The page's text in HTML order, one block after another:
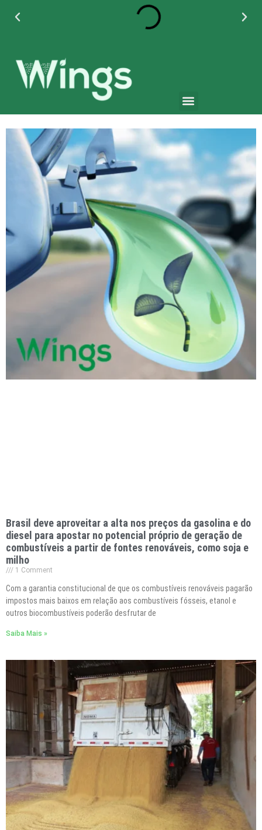
+55 (11) 4789-4070
+55 11 95042 3271
Brasil deve aproveitar a alta nos preços da gasolina e do
diesel para apostar no potencial próprio de geração de
combustíveis a partir de fontes renováveis, como soja e
milho
1 Comment
Com a garantia constitucional de que os combustíveis renováveis pagarão
impostos mais baixos em relação aos combustíveis fósseis, etanol e
outros biocombustíveis poderão desfrutar de
Saiba Mais »